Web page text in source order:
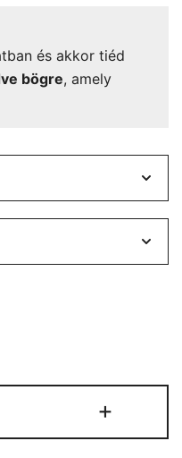
és akkor tiéd
bögre, amely
+